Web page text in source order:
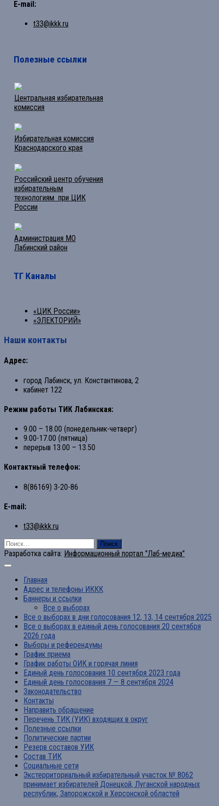
E-mail:
t33@ikkk.ru
Полезные ссылки
Центральная избирательная
комиссия
Избирательная комиссия
Краснодарского края
Российский центр обучения
избирательным
технологиям при ЦИК
России
Администрация МО
Лабинский район
ТГ Каналы
«ЦИК России»
«ЭЛЕКТОРИЙ»
Наши контакты
Адрес:
город Лабинск, ул. Константинова, 2
кабинет 122
Режим работы ТИК Лабинская:
9.00 – 18.00 (понедельник-четверг)
9.00-17.00 (пятница)
перерыв 13.00 – 13.50
Контактный телефон:
8(86169) 3-20-86
E-mail:
t33@ikkk.ru
Найти:
Разработка сайта: Информационный портал "Лаб-медиа"
Главная
Адрес и телефоны ИККК
Баннеры и ссылки
Все о выборах
Все о выборах в дни голосования 12, 13, 14 сентября 2025
Все о выборах в единый день голосования 20 сентября
2026 года
Выборы и референдумы
График приема
График работы ОИК и горячая линия
Единый день голосования 10 сентября 2023 года
Единый день голосования 7 — 8 сентября 2024
Законодательство
Контакты
Направить обращение
Перечень ТИК (УИК) входящих в округ
Полезные ссылки
Политические партии
Резерв составов УИК
Состав ТИК
Социальные сети
Экстерриториальный избирательный участок № 8062
принимает избирателей Донецкой, Луганской народных
республик, Запорожской и Херсонской областей